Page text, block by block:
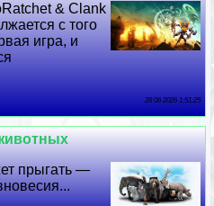
& Clank
с того
игра, и
28 06 2026 1:51:25
прыгать —